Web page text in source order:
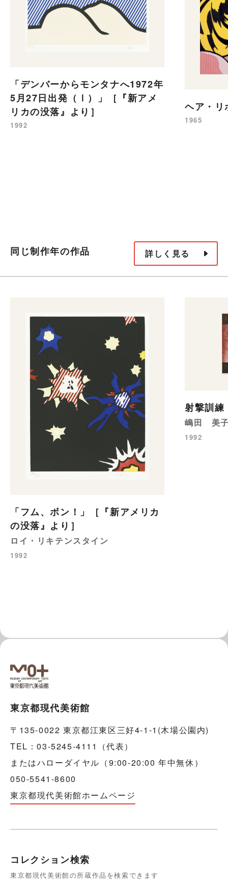
「デンバーからモンタナへ1972年
5月27日出発（Ⅰ）」［『新アメ
リカの没落』より］
1992
ヘア・リ
1965
同じ制作年の作品 詳しく見る
「フム、ボン！」［『新アメリカ
の没落』より］
ロイ・リキテンスタイン
1992
射撃訓練
嶋田 美
1992
東京都現代美術館
〒135-0022 東京都江東区三好4-1-1(木場公園内)
TEL：03-5245-4111（代表）
またはハローダイヤル（9:00-20:00 年中無休）
050-5541-8600
東京都現代美術館ホームページ
コレクション検索
東京都現代美術館の所蔵作品を検索できます